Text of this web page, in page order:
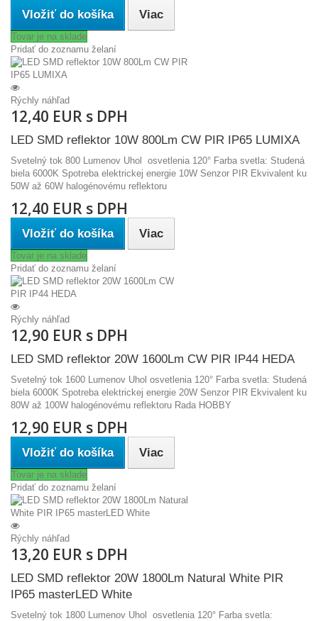
Vložiť do košíka Viac
Tovar je na sklade
Pridať do zoznamu želaní
Rýchly náhľad
12,40 EUR s DPH
LED SMD reflektor 10W 800Lm CW PIR IP65 LUMIXA
Svetelný tok 800 Lumenov Uhol osvetlenia 120° Farba svetla: Studená
biela 6000K Spotreba elektrickej energie 10W Senzor PIR Ekvivalent ku
50W až 60W halogénovému reflektoru
12,40 EUR s DPH
Vložiť do košíka Viac
Tovar je na sklade
Pridať do zoznamu želaní
Rýchly náhľad
12,90 EUR s DPH
LED SMD reflektor 20W 1600Lm CW PIR IP44 HEDA
Svetelný tok 1600 Lumenov Uhol osvetlenia 120° Farba svetla: Studená
biela 6000K Spotreba elektrickej energie 20W Senzor PIR Ekvivalent ku
80W až 100W halogénovému reflektoru Rada HOBBY
12,90 EUR s DPH
Vložiť do košíka Viac
Tovar je na sklade
Pridať do zoznamu želaní
Rýchly náhľad
13,20 EUR s DPH
LED SMD reflektor 20W 1800Lm Natural White PIR
IP65 masterLED White
Svetelný tok 1800 Lumenov Uhol osvetlenia 120° Farba svetla: